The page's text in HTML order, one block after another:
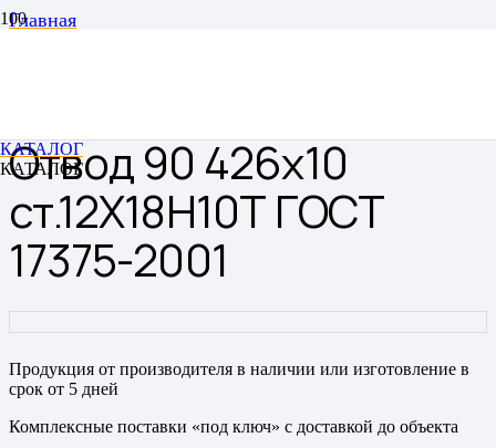
КАТАЛОГ
КАТАЛОГ
Главная
Отвод 90 426х10
ст.12Х18Н10Т ГОСТ
17375-2001
Продукция от производителя в наличии или изготовление в
срок от 5 дней
Комплексные поставки «под ключ» с доставкой до объекта